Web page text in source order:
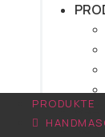
PRODUKTE